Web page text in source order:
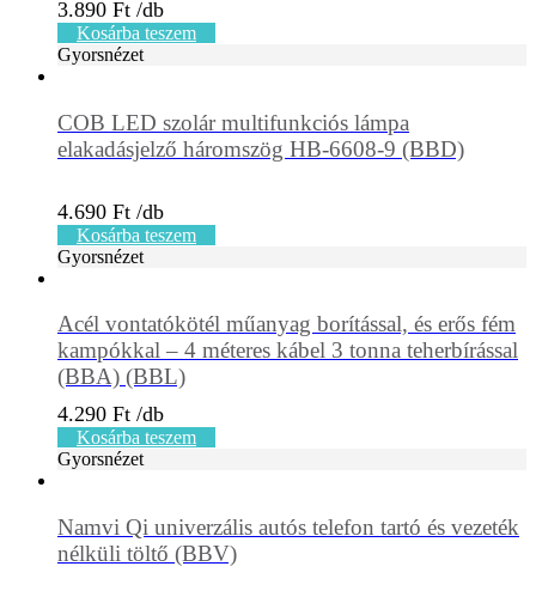
3.890 Ft
Kosárba teszem
Gyorsnézet
COB LED szolár multifunkciós lámpa
elakadásjelző háromszög HB-6608-9 (BBD)
4.690 Ft
Kosárba teszem
Gyorsnézet
Acél vontatókötél műanyag borítással, és erős fém
kampókkal – 4 méteres kábel 3 tonna teherbírással
(BBA) (BBL)
4.290 Ft
Kosárba teszem
Gyorsnézet
Namvi Qi univerzális autós telefon tartó és vezeték
nélküli töltő (BBV)